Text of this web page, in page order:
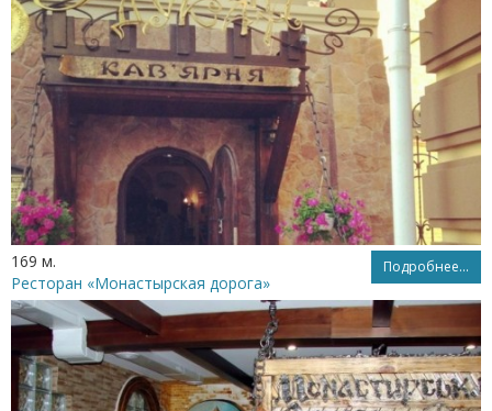
169 м. Подробнее...
Ресторан «Монастырская дорога»